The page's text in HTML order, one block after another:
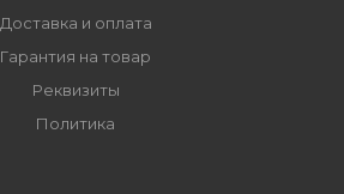
Доставка и оплата
Гарантия на товар
Реквизиты
Политика